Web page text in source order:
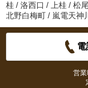
桂 / 洛西口 / 上桂 / 松
北野白梅町 / 嵐電天神川
営業